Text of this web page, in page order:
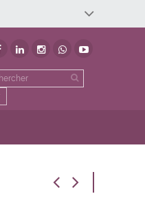
territorial